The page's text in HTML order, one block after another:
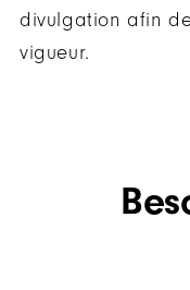
divulgation afin
vigueur.